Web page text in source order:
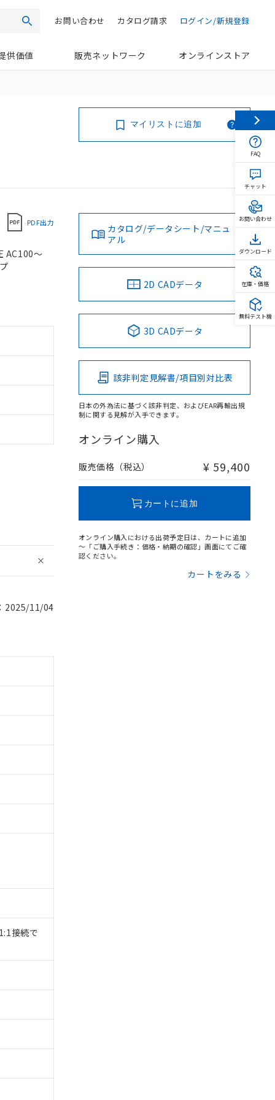
検索 ログイン/新規登録
カタログ請求
お問い合わせ
供価値 販売ネットワーク オンラインストア
マイリストに追加
PDF出力
AC100～
2025/11/04
接続で
カタログ/データシート/マニュ
アル
2D CADデータ
3D CADデータ
該非判定見解書/項目別対比表
日本の外為法に基づく該非判定、およびEAR再輸出規
制に関する見解が入手できます。
オンライン購入
販売価格（税込） ¥ 59,400
カートに追加
オンライン購入における出荷予定日は、カートに追加
～「ご購入手続き：価格・納期の確認」画面にてご確
認ください。
カートをみる
FAQ
チャット
お問い合わせ
ダウンロード
在庫・価格
無料テスト機